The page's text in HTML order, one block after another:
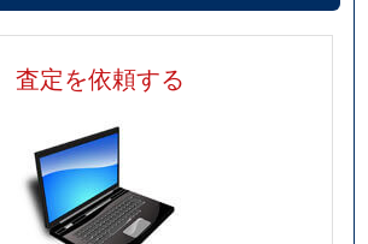
査定を依頼する